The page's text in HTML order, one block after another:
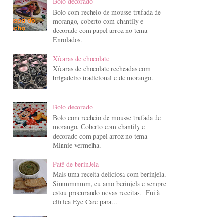
Bolo com recheio de mousse trufada de
morango, coberto com chantily e
decorado com papel arroz no tema
Enrolados.
Xícaras de chocolate
Xícaras de chocolate recheadas com
brigadeiro tradicional e de morango.
Bolo decorado
Bolo com recheio de mousse trufada de
morango. Coberto com chantily e
decorado com papel arroz no tema
Minnie vermelha.
Patê de berinJela
Mais uma receita deliciosa com berinjela.
Simmmmmm, eu amo berinjela e sempre
estou procurando novas receitas. Fui à
clínica Eye Care para...